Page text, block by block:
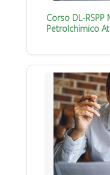
Corso DL-
Petrolchimico